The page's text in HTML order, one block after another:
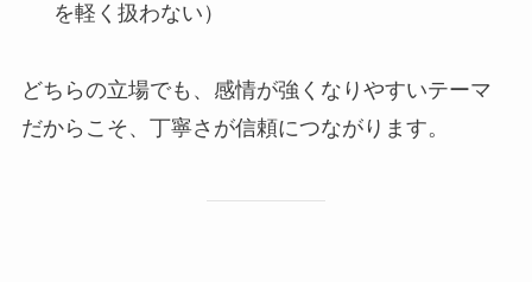
を軽く扱わない）
どちらの立場でも、感情が強くなりやすいテーマ
だからこそ、丁寧さが信頼につながります。